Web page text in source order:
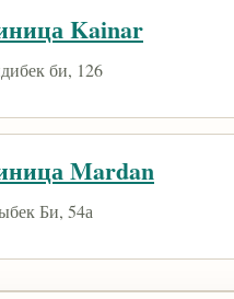
Kainar
би, 126
Mardan
Би, 54а